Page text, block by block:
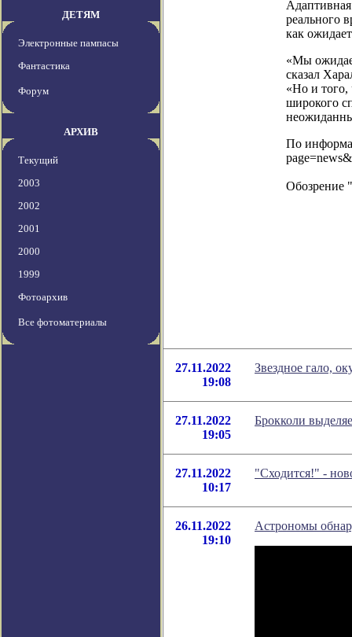
ДЕТЯМ
Электронные пампасы
Фантастика
Форум
АРХИВ
Текущий
2003
2002
2001
2000
1999
Фотоархив
Все фотоматериалы
реального
как
«Мы
сказал
«Но и того,
широкого
По
Обозрение "
27.11.2022
19:08
Звездное гало,
27.11.2022
19:05
Брокколи
27.11.2022
10:17
"Сходится!" -
26.11.2022
19:10
Астрономы